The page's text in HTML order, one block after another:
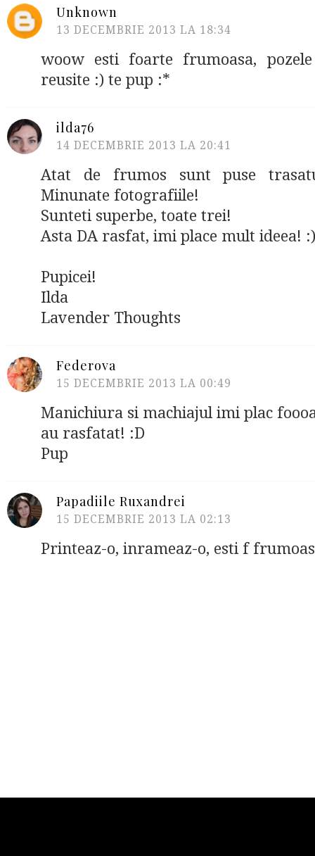
Unknown
13 DECEMBRIE 2013 LA 18:34
woow esti foarte frumoasa,
reusite :) te pup :*
ilda76
14 DECEMBRIE 2013 LA 20:41
Atat de frumos sunt puse
Minunate fotografiile!
Sunteti superbe, toate trei!
Asta DA rasfat, imi place mult ideea! :)
Pupicei!
Ilda
Lavender Thoughts
Federova
15 DECEMBRIE 2013 LA 00:49
Manichiura si machiajul imi plac
au rasfatat! :D
Pup
Papadiile Ruxandrei
15 DECEMBRIE 2013 LA 02:13
Printeaz-o, inrameaz-o, esti f